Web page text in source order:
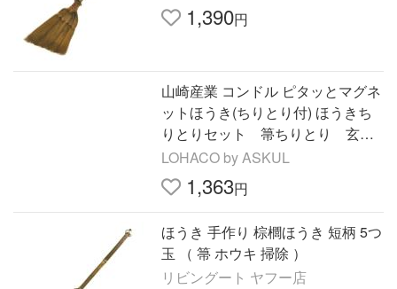
1,390円
山崎産業 コンドル ピタッとマグネ
ットほうき(ちりとり付) ほうきち
りとりセット 箒ちりとり 玄関
ほうき 1本
LOHACO by ASKUL
1,363円
ほうき 手作り 棕櫚ほうき 短柄 5つ
玉 （ 箒 ホウキ 掃除 ）
リビングート ヤフー店